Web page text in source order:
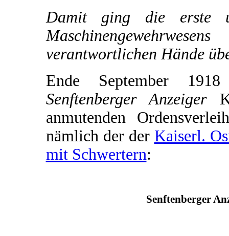
Damit ging die erste
verantwortlichen Hände
Ende September
Senftenberger Anzeiger
anmutenden
nämlich der der Kaiserl.
mit Schwertern:
Senftenberger